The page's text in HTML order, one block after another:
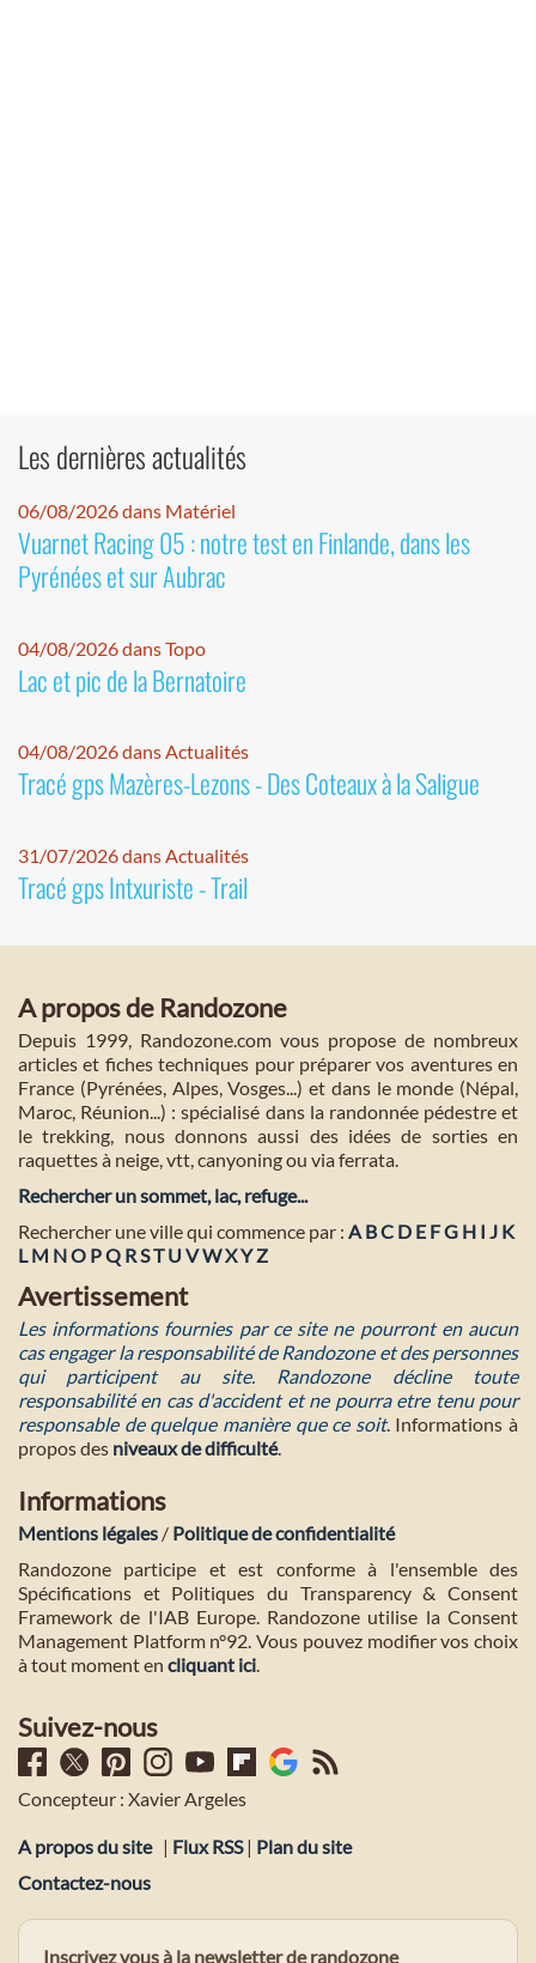
Les dernières actualités
06/08/2026 dans Matériel
Vuarnet Racing 05 : notre test en Finlande, dans les
Pyrénées et sur Aubrac
04/08/2026 dans Topo
Lac et pic de la Bernatoire
04/08/2026 dans Actualités
Tracé gps Mazères-Lezons - Des Coteaux à la Saligue
31/07/2026 dans Actualités
Tracé gps Intxuriste - Trail
A propos de Randozone
Depuis 1999, Randozone.com vous propose de nombreux
articles et fiches techniques pour préparer vos aventures en
France (Pyrénées, Alpes, Vosges...) et dans le monde (Népal,
Maroc, Réunion...) : spécialisé dans la randonnée pédestre et
le trekking, nous donnons aussi des idées de sorties en
raquettes à neige, vtt, canyoning ou via ferrata.
Rechercher un sommet, lac, refuge...
Rechercher une ville qui commence par : A BC D E FG H I J K
L M NO PQ RST U VWXYZ
Avertissement
Les informations fournies par ce site ne pourront en aucun
cas engager la responsabilité de Randozone et des personnes
qui participent au site. Randozone décline toute
responsabilité en cas d'accident et ne pourra etre tenu pour
responsable de quelque manière que ce soit. Informations à
propos des niveaux de difficulté.
Informations
Mentions légales / Politique de confidentialité
Randozone participe et est conforme à l'ensemble des
Spécifications et Politiques du Transparency & Consent
Framework de l'IAB Europe. Randozone utilise la Consent
Management Platform n°92. Vous pouvez modifier vos choix
à tout moment en cliquant ici.
Suivez-nous
Concepteur : Xavier Argeles
A propos du site | Flux RSS| Plan du site
Contactez-nous
Inscrivez vous à la newsletter de randozone